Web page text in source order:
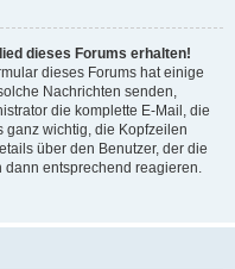
dieses Forums erhalten!
dieses Forums hat einige
Nachrichten senden,
die komplette E-Mail, die
ganz wichtig, die Kopfzeilen
über den Benutzer, der die
dann entsprechend reagieren.